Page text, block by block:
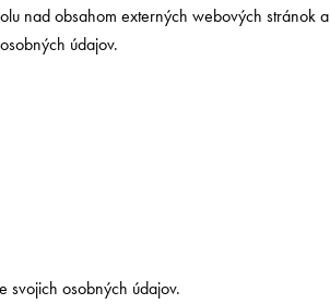
nad obsahom externých webových stránok a
údajov.
svojich osobných údajov.